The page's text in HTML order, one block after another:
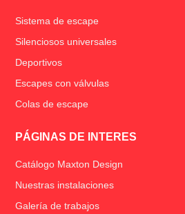
Sistema de escape
Silenciosos universales
Deportivos
Escapes con válvulas
Colas de escape
PÁGINAS DE INTERES
Catálogo Maxton Design
Nuestras instalaciones
Galería de trabajos